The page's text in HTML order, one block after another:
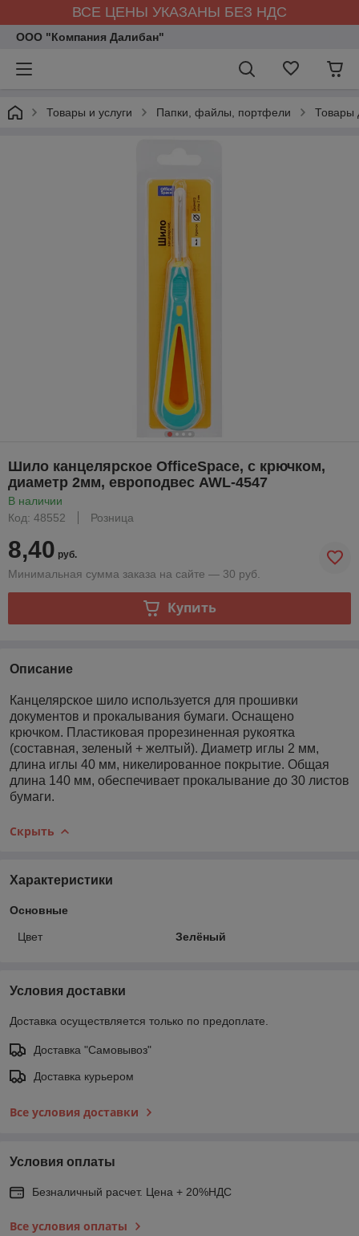
ВСЕ ЦЕНЫ УКАЗАНЫ БЕЗ НДС
ООО "Компания Далибан"
Товары и услуги Папки, файлы, портфели Товары
Шило канцелярское OfficeSpace, с крючком,
диаметр 2мм, европодвес AWL-4547
В наличии
Код: 48552
Розница
8,40 руб.
Минимальная сумма заказа на сайте — 30 руб.
Купить
Описание
Канцелярское шило используется для прошивки
документов и прокалывания бумаги. Оснащено
крючком. Пластиковая прорезиненная рукоятка
(составная, зеленый + желтый). Диаметр иглы 2 мм,
длина иглы 40 мм, никелированное покрытие. Общая
длина 140 мм, обеспечивает прокалывание до 30 листов
бумаги.
Скрыть
Характеристики
Основные
Цвет Зелёный
Условия доставки
Доставка осуществляется только по предоплате.
Доставка "Самовывоз"
Доставка курьером
Все условия доставки
Условия оплаты
Безналичный расчет. Цена + 20%НДС
Все условия оплаты